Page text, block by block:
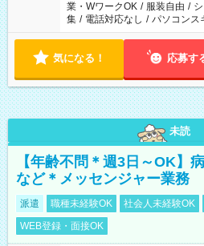
業・WワークOK / 服装自由 /
集 / 電話対応なし / パソコンス
気になる！ 応募す
未読
【年齢不問＊週3日～OK】
など＊メッセンジャー業務
派遣 職種未経験OK 社会人未経験OK
WEB登録・面接OK